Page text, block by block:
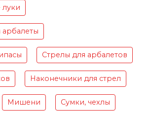
арбалеты
Стрелы для арбалетов
Наконечники для стрел
Мишени Сумки, чехлы